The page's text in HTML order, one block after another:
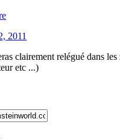
2011
clairement relégué dans les
etc ...)